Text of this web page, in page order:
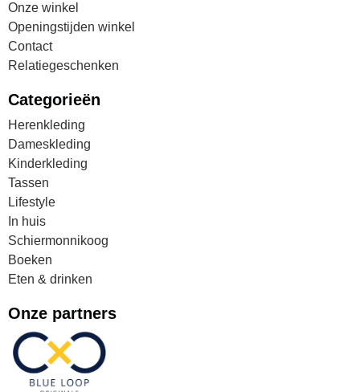
Onze winkel
Openingstijden winkel
Contact
Relatiegeschenken
Categorieën
Herenkleding
Dameskleding
Kinderkleding
Tassen
Lifestyle
In huis
Schiermonnikoog
Boeken
Eten & drinken
Onze partners